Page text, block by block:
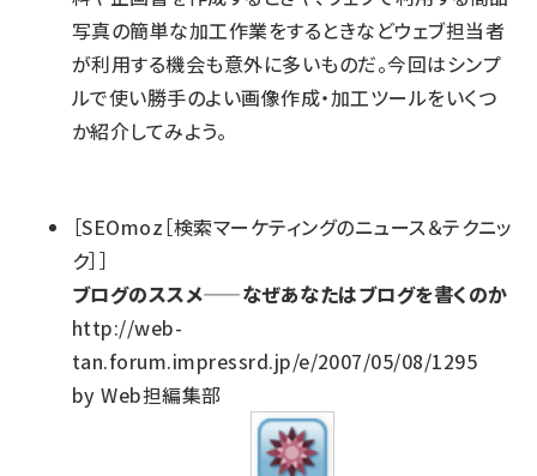
写真の簡単な加工作業をするときなどウェブ担当者
が利用する機会も意外に多いものだ。今回はシンプ
ルで使い勝手のよい画像作成・加工ツールをいくつ
か紹介してみよう。
［SEOmoz［検索マーケティングのニュース＆テクニッ
ク］］
ブログのススメ——なぜあなたはブログを書くのか
http://web-
tan.forum.impressrd.jp/e/2007/05/08/1295
by Web担編集部